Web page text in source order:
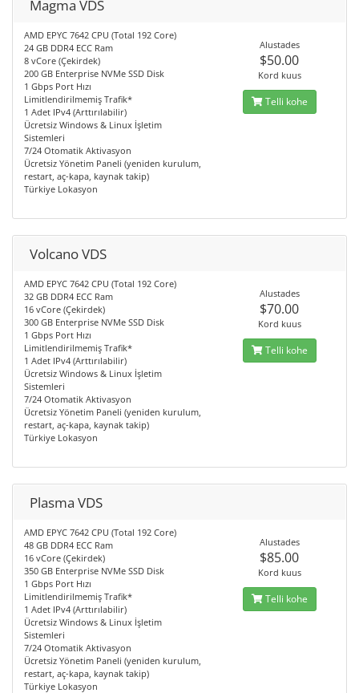
Magma VDS
AMD EPYC 7642 CPU (Total 192 Core)
24 GB DDR4 ECC Ram
8 vCore (Çekirdek)
200 GB Enterprise NVMe SSD Disk
1 Gbps Port Hızı
Limitlendirilmemiş Trafik*
1 Adet IPv4 (Arttırılabilir)
Ücretsiz Windows & Linux İşletim
Sistemleri
7/24 Otomatik Aktivasyon
Ücretsiz Yönetim Paneli (yeniden kurulum,
restart, aç-kapa, kaynak takip)
Türkiye Lokasyon
Alustades
$50.00
Kord kuus
Telli kohe
Volcano VDS
AMD EPYC 7642 CPU (Total 192 Core)
32 GB DDR4 ECC Ram
16 vCore (Çekirdek)
300 GB Enterprise NVMe SSD Disk
1 Gbps Port Hızı
Limitlendirilmemiş Trafik*
1 Adet IPv4 (Arttırılabilir)
Ücretsiz Windows & Linux İşletim
Sistemleri
7/24 Otomatik Aktivasyon
Ücretsiz Yönetim Paneli (yeniden kurulum,
restart, aç-kapa, kaynak takip)
Türkiye Lokasyon
Alustades
$70.00
Kord kuus
Telli kohe
Plasma VDS
AMD EPYC 7642 CPU (Total 192 Core)
48 GB DDR4 ECC Ram
16 vCore (Çekirdek)
350 GB Enterprise NVMe SSD Disk
1 Gbps Port Hızı
Limitlendirilmemiş Trafik*
1 Adet IPv4 (Arttırılabilir)
Ücretsiz Windows & Linux İşletim
Sistemleri
7/24 Otomatik Aktivasyon
Ücretsiz Yönetim Paneli (yeniden kurulum,
restart, aç-kapa, kaynak takip)
Türkiye Lokasyon
Alustades
$85.00
Kord kuus
Telli kohe